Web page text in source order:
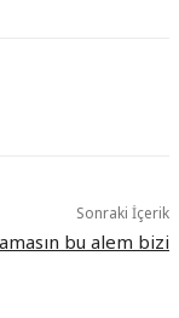
Sonraki İçerik
bu alem bizi